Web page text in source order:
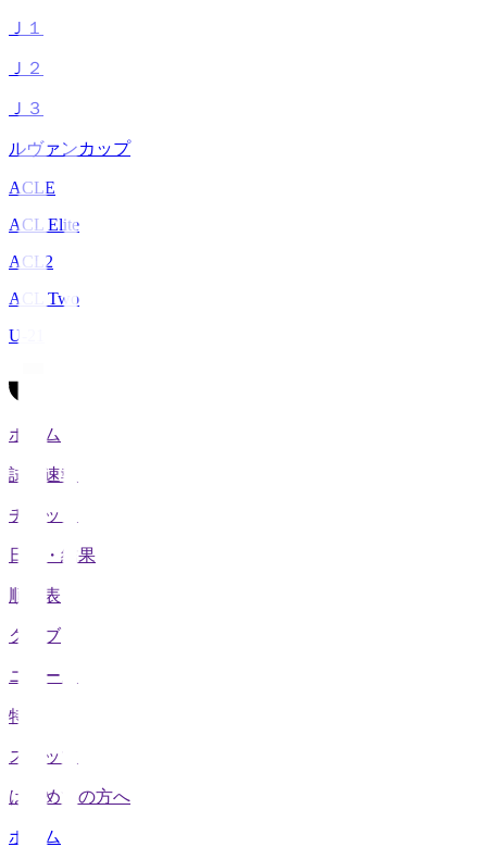
Ｊ１
Ｊ２
Ｊ３
ルヴァンカップ
ACLE
ACL Elite
ACL2
ACL Two
U-21
ホーム
試合速報
チケット
日程・結果
順位表
クラブ
ニュース
特集
スタッツ
はじめての方へ
ホーム